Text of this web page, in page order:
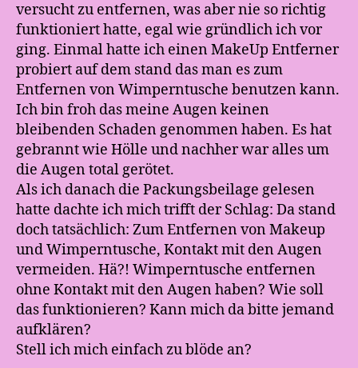
versucht zu entfernen, was aber nie so richtig
funktioniert hatte, egal wie gründlich ich vor
ging. Einmal hatte ich einen MakeUp Entferner
probiert auf dem stand das man es zum
Entfernen von Wimperntusche benutzen kann.
Ich bin froh das meine Augen keinen
bleibenden Schaden genommen haben. Es hat
gebrannt wie Hölle und nachher war alles um
die Augen total gerötet.
Als ich danach die Packungsbeilage gelesen
hatte dachte ich mich trifft der Schlag: Da stand
doch tatsächlich: Zum Entfernen von Makeup
und Wimperntusche, Kontakt mit den Augen
vermeiden. Hä?! Wimperntusche entfernen
ohne Kontakt mit den Augen haben? Wie soll
das funktionieren? Kann mich da bitte jemand
aufklären?
Stell ich mich einfach zu blöde an?